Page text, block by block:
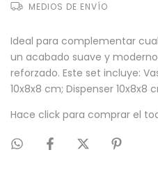
MEDIOS DE ENVÍO
Ideal para complementar
un acabado suave y
reforzado. Este set incluye:
10x8x8 cm; Dispenser 10x8x8
Hace click para comprar el